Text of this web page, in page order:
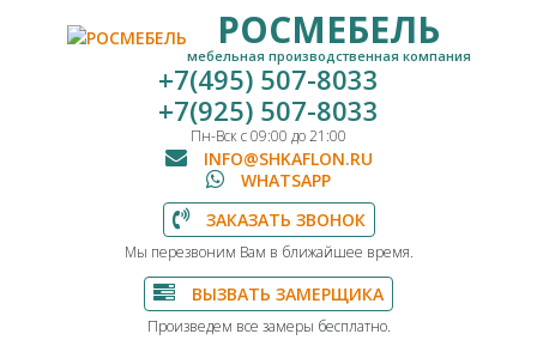
РОСМЕБЕЛЬ
мебельная производственная компания
+7(495) 507-8033
+7(925) 507-8033
Пн-Вск с 09:00 до 21:00
INFO@SHKAFLON.RU
WHATSAPP
ЗАКАЗАТЬ ЗВОНОК
Мы перезвоним Вам в ближайшее время.
ВЫЗВАТЬ ЗАМЕРЩИКА
Произведем все замеры бесплатно.